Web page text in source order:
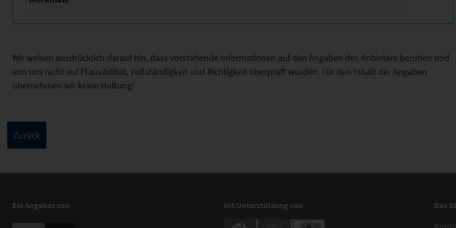
Wir weisen ausdrücklich darauf hin, dass vorstehende Informationen auf den Angaben des Anbieters beruhen und
von uns nicht auf Plausibilität, Vollständigkeit und Richtigkeit überprüft wurden. Für den Inhalt der Angaben
übernehmen wir keine Haftung!
Ein Angebot von Mit Unterstützung von Das